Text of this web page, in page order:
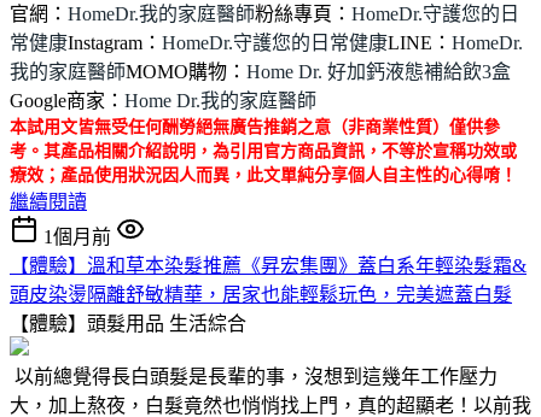
官網： HomeDr.我的家庭醫師粉絲專頁： HomeDr.守護您的日
常健康Instagram： HomeDr.守護您的日常健康LINE： HomeDr.
我的家庭醫師MOMO購物： Home Dr. 好加鈣液態補給飲3盒
Google商家： Home Dr.我的家庭醫師
本試用文皆無受任何酬勞絕無廣告推銷之意（非商業性質）僅供參
考。其產品相關介紹說明，為引用官方商品資訊，不等於宣稱功效或
療效；產品使用狀況因人而異，此文單純分享個人自主性的心得唷！
繼續閱讀
1個月前
【體驗】溫和草本染髮推薦《昇宏集團》蓋白系年輕染髮霜&
頭皮染燙隔離舒敏精華，居家也能輕鬆玩色，完美遮蓋白髮
【體驗】頭髮用品 生活綜合
以前總覺得長白頭髮是長輩的事，沒想到這幾年工作壓力
大，加上熬夜，白髮竟然也悄悄找上門，真的超顯老！以前我